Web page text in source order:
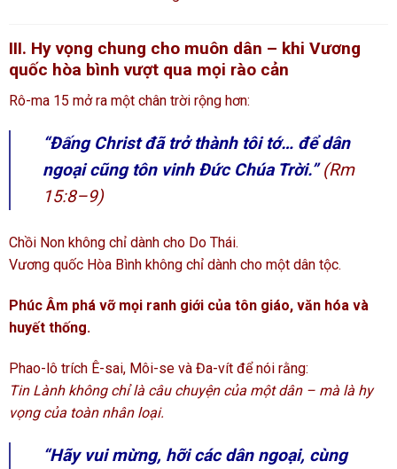
III. Hy vọng chung cho muôn dân – khi Vương
quốc hòa bình vượt qua mọi rào cản
Rô-ma 15 mở ra một chân trời rộng hơn:
“Đấng Christ đã trở thành tôi tớ… để dân
ngoại cũng tôn vinh Đức Chúa Trời.” (Rm
15:8–9)
Chồi Non không chỉ dành cho Do Thái.
Vương quốc Hòa Bình không chỉ dành cho một dân tộc.
Phúc Âm phá vỡ mọi ranh giới của tôn giáo, văn hóa và
huyết thống.
Phao-lô trích Ê-sai, Môi-se và Đa-vít để nói rằng:
Tin Lành không chỉ là câu chuyện của một dân – mà là hy
vọng của toàn nhân loại.
“Hãy vui mừng, hỡi các dân ngoại, cùng